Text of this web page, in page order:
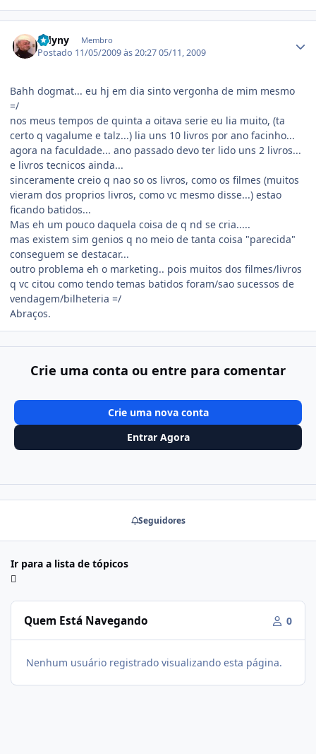
Odyny Membro
Postado 11/05/2009 às 20:2705/11, 2009
Bahh dogmat... eu hj em dia sinto vergonha de mim mesmo
=/
nos meus tempos de quinta a oitava serie eu lia muito, (ta
certo q vagalume e talz...) lia uns 10 livros por ano facinho...
agora na faculdade... ano passado devo ter lido uns 2 livros...
e livros tecnicos ainda...
sinceramente creio q nao so os livros, como os filmes (muitos
vieram dos proprios livros, como vc mesmo disse...) estao
ficando batidos...
Mas eh um pouco daquela coisa de q nd se cria.....
mas existem sim genios q no meio de tanta coisa "parecida"
conseguem se destacar...
outro problema eh o marketing.. pois muitos dos filmes/livros
q vc citou como tendo temas batidos foram/sao sucessos de
vendagem/bilheteria =/
Abraços.
Crie uma conta ou entre para comentar
Crie uma nova conta
Entrar Agora
Seguidores
Ir para a lista de tópicos
Quem Está Navegando 0
Nenhum usuário registrado visualizando esta página.